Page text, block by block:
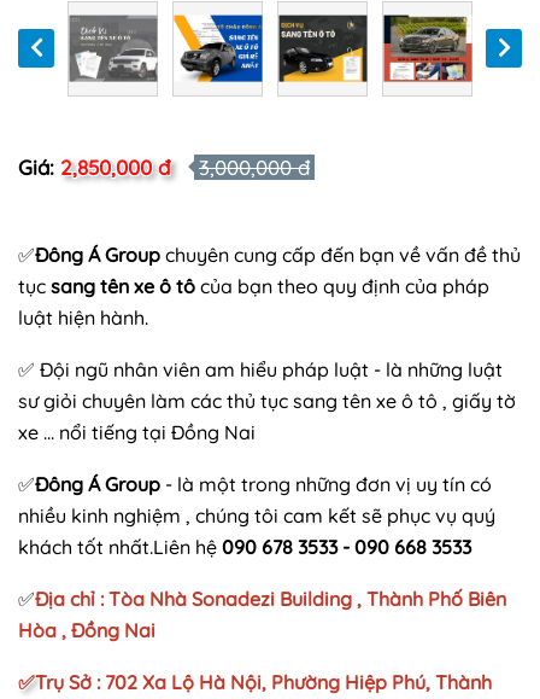
Giá: 2,850,000 đ 3,000,000 đ
✅Đông Á Group chuyên cung cấp đến bạn về vấn đề thủ
tục sang tên xe ô tô của bạn theo quy định của pháp
luật hiện hành.
✅ Đội ngũ nhân viên am hiểu pháp luật - là những luật
sư giỏi chuyên làm các thủ tục sang tên xe ô tô , giấy tờ
xe ... nổi tiếng tại Đồng Nai
✅Đông Á Group - là một trong những đơn vị uy tín có
nhiều kinh nghiệm , chúng tôi cam kết sẽ phục vụ quý
khách tốt nhất.Liên hệ 090 678 3533 - 090 668 3533
✅Địa chỉ : Tòa Nhà Sonadezi Building , Thành Phố Biên
Hòa , Đồng Nai
✅Trụ Sở : 702 Xa Lộ Hà Nội, Phường Hiệp Phú, Thành